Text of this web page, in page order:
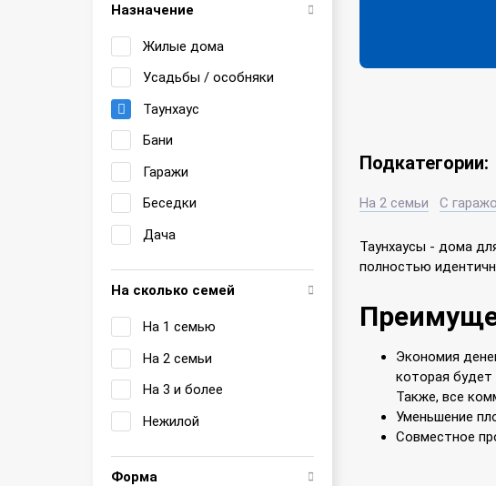
Назначение
Жилые дома
Усадьбы / особняки
Таунхаус
Бани
Гаражи
Беседки
Дача
На сколько семей
На 1 семью
На 2 семьи
На 3 и более
Нежилой
Форма
Подкатегории:
На 2 семьи С
Таунхаусы - дома
полностью
Экономия
которая
Также, все
Уменьшение
Совместное